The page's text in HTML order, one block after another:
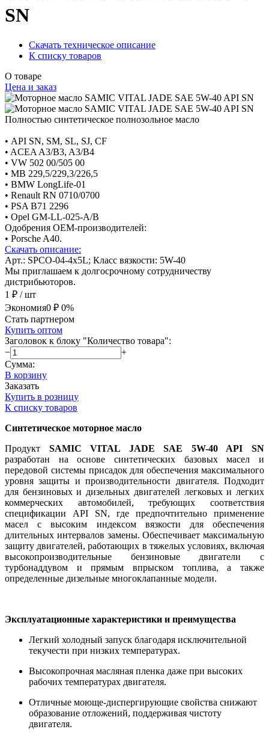
SN
Скачать техническое описание
К списку товаров
О товаре
Цена и заказ
Полностью синтетическое полнозольное масло
• API SN, SM, SL, SJ, CF
• ACEA A3/B3, A3/B4
• VW 502 00/505 00
• MB 229,5/229,3/226,5
• BMW LongLife-01
• Renault RN 0710/0700
• PSA B71 2296
• Opel GM-LL-025-A/B
Одобрения ОЕМ-производителей:
• Porsche A40.
Скачать описание:
Арт.: SPCO-04-4x5L; Класс вязкости: 5W-40
Мы приглашаем к долгосрочному сотрудничеству
дистрибьюторов.
1 ₽ / шт
Экономия0 ₽ 0%
Стать партнером
Купить оптом
Заголовок к блоку "Количество товара":
−
+
Сумма:
В корзину
Заказать
Купить в розницу
К списку товаров
Синтетическое моторное масло
Продукт SAMIC VITAL JADE SAE 5W-40 API SN
разработан на основе синтетических базовых масел и
передовой системы присадок для обеспечения максимального
уровня защиты и производительности двигателя. Подходит
для бензиновых и дизельных двигателей легковых и легких
коммерческих автомобилей, требующих соответствия
спецификации API SN, где предпочтительно применение
масел с высоким индексом вязкости для обеспечения
длительных интервалов замены. Обеспечивает максимальную
защиту двигателей, работающих в тяжелых условиях, включая
высокопроизводительные бензиновые двигатели с
турбонаддувом и прямым впрыском топлива, а также
определенные дизельные многоклапанные модели.
Эксплуатационные характеристики и преимущества
Легкий холодный запуск благодаря исключительной
текучести при низких температурах.
Высокопрочная масляная пленка даже при высоких
рабочих температурах двигателя.
Отличные моюще-диспергирующие свойства снижают
образование отложений, поддерживая чистоту
двигателя.